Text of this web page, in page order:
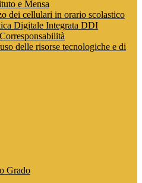
e Mensa
dei cellulari in orario scolastico
Digitale Integrata DDI
delle risorse tecnologiche e di
Grado